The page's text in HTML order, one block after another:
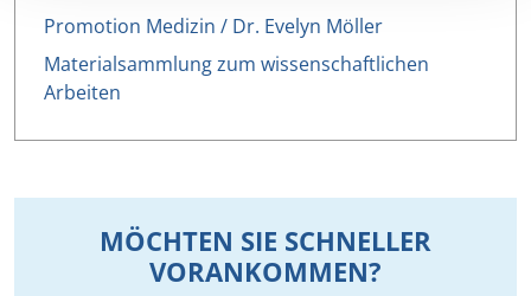
Promotion Medizin / Dr. Evelyn Möller
Materialsammlung zum wissenschaftlichen
Arbeiten
MÖCHTEN SIE SCHNELLER
VORANKOMMEN?